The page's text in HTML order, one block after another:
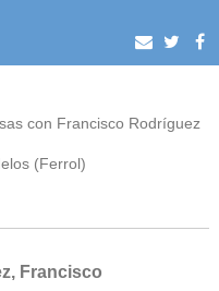
con Francisco Rodríguez
(Ferrol)
Francisco